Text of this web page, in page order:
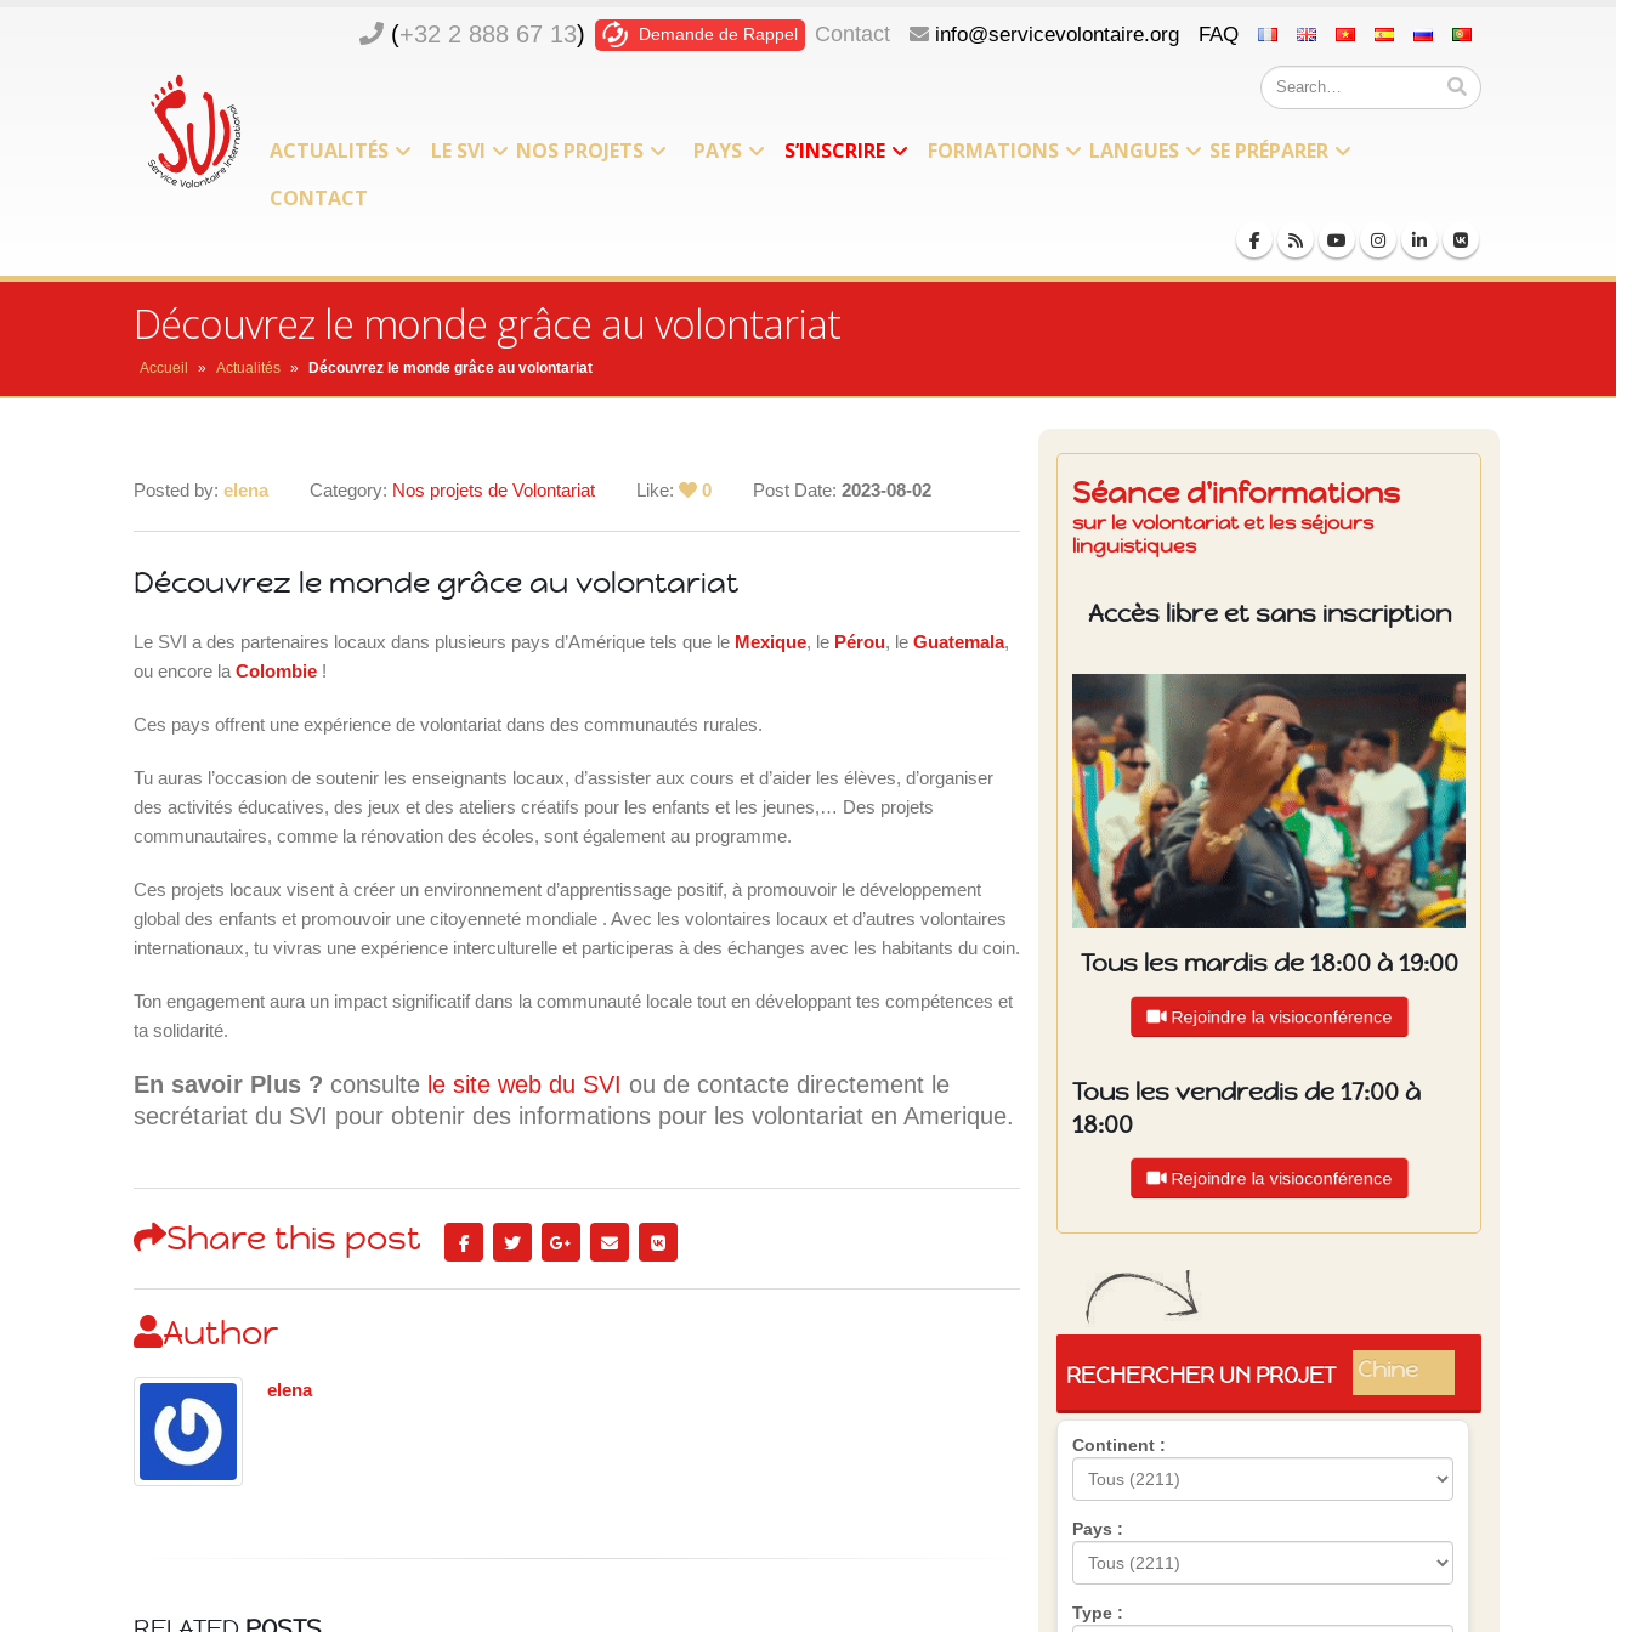
(+32 2 888 67 13) Demande de Rappel Contact info@servicevolontaire.org FAQ
ACTUALITÉS LE SVI NOS PROJETS PAYS S’INSCRIRE FORMATIONS LANGUES
SE PRÉPARER
CONTACT
Découvrez le monde grâce au volontariat
Accueil » Actualités » Découvrez le monde grâce au volontariat
Posted by:elena Category: Nos projets de Volontariat Like: 0 Post Date:2023-08-02
Découvrez le monde grâce au volontariat
Le SVI a des partenaires locaux dans plusieurs pays d’Amérique tels que le Mexique, le Pérou, le Guatemala,
ou encore laColombie !
Ces pays offrent une expérience de volontariat dans des communautés rurales.
Tu auras l’occasion de soutenir les enseignants locaux, d’assister aux cours et d’aider les élèves, d’organiser
des activités éducatives, des jeux et des ateliers créatifs pour les enfants et les jeunes,… Des projets
communautaires, comme la rénovation des écoles, sont également au programme.
Ces projets locaux visent à créer un environnement d’apprentissage positif, à promouvoir le développement
global des enfants et promouvoir une citoyenneté mondiale . Avec les volontaires locaux et d’autres volontaires
internationaux, tu vivras une expérience interculturelle et participeras à des échanges avec les habitants du coin.
Ton engagement aura un impact significatif dans la communauté locale tout en développant tes compétences et
ta solidarité.
En savoir Plus ? consulte le site web du SVI ou de contacte directement le
secrétariat du SVI pour obtenir des informations pour les volontariat en Amerique.
Share this post
Author
elena
Séance d'informations
sur le volontariat et les séjours
linguistiques
Accès libre et sans inscription
Tous les mardis de 18:00 à 19:00
Rejoindre la visioconférence
Tous les vendredis de 17:00 à
18:00
Rejoindre la visioconférence
RECHERCHER UN PROJET
Pérou
Chine
Espagne
Brésil
Mexique
Groupe
Continent :
Pays :
Type :